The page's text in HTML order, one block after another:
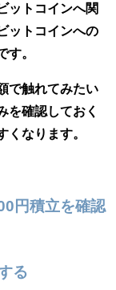
ットコインへ関
ットコインへの
す。
で触れてみたい
を確認しておく
くなります。
円積立を確認
る